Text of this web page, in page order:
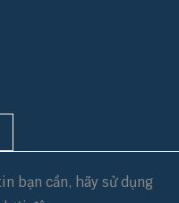
bạn cần, hãy sử dụng